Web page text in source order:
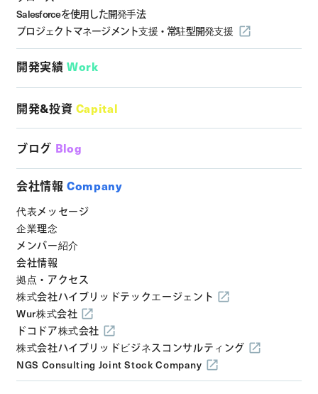
Salesforceを使用した開発手法
プロジェクトマネージメント支援・ 常駐型開発支援
開発実績 Work
開発&投資 Capital
ブログ Blog
会社情報 Company
代表メッセージ
企業理念
メンバー紹介
会社情報
拠点・アクセス
株式会社ハイブリッドテックエージェント
Wur株式会社
ドコドア株式会社
株式会社ハイブリッドビジネスコンサルティング
NGS Consulting Joint Stock Company